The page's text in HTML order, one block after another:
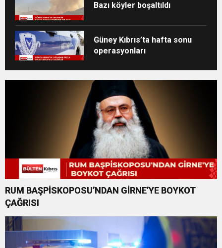
Bazı köyler boşaltıldı
Güney Kıbrıs’ta hafta sonu
operasyonları
RUM BAŞPİSKOPOSU’NDAN GİRNE’YE BOYKOT
ÇAĞRISI